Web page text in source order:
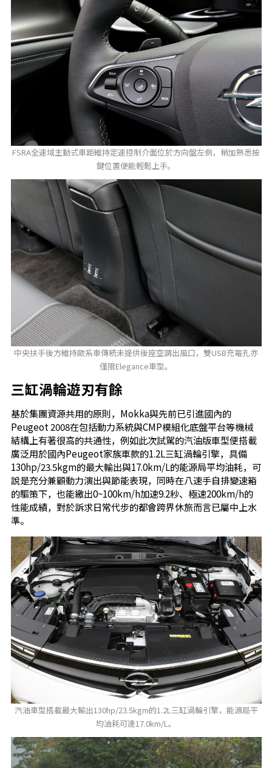
FSRA全速域主動式車距維持定速控制介面位於方向盤左側，稍加熟悉按
鍵位置便能輕鬆上手。
中央扶手後方維持歐系車傳統未提供後座空調出風口，雙USB充電孔亦
僅限Elegance車型。
三缸渦輪遊刃有餘
基於集團資源共用的原則，Mokka與先前已引進國內的
Peugeot 2008在包括動力系統與CMP模組化底盤平台等機械
結構上有著很高的共通性，例如此次試駕的汽油版車型便搭載
廣泛用於國內Peugeot家族車款的1.2L三缸渦輪引擎，具備
130hp/23.5kgm的最大輸出與17.0km/L的能源局平均油耗，可
說是充分兼顧動力演出與節能表現，同時在八速手自排變速箱
的驅策下，也能繳出0~100km/h加速9.2秒、極速200km/h的
性能成績，對於訴求日常代步的都會跨界休旅而言已屬中上水
準。
汽油車型搭載最大輸出130hp/23.5kgm的1.2L三缸渦輪引擎，能源局平
均油耗可達17.0km/L。